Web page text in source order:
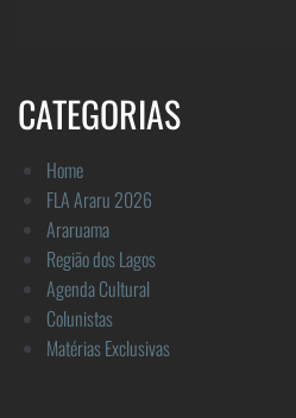
CATEGORIAS
Home
FLA Araru 2026
Araruama
Região dos Lagos
Agenda Cultural
Colunistas
Matérias Exclusivas